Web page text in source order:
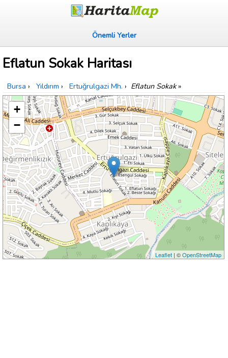
Önemli Yerler
Eflatun Sokak Haritası
Bursa › Yıldırım › Ertuğrulgazi Mh. › Eflatun Sokak»
+
−
Leaflet| ©OpenStreetMap